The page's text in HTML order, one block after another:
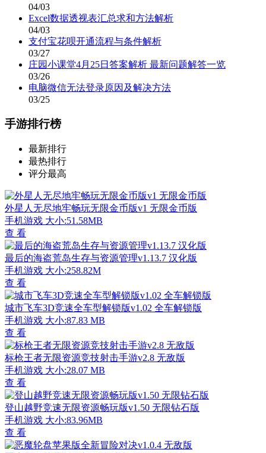
04/03
Excel数据透视表汇总求和方法解析
04/03
支付宝花呗开通流程与条件解析
03/27
庄园小课堂4月25日答案解析 最新问题解答一览
03/26
电脑微信无法登录原因及解决方法
03/25
手游排行榜
最新排行
最热排行
评分最高
外星人无尽地牢畅玩无限金币版v1 无限金币版
手机游戏 大小:51.58MB
查 看
最后的海盗荒岛生存与资源管理v1.13.7 汉化版
手机游戏 大小:258.82M
查 看
城市飞车3D竞速全车型解锁版v1.02 全车解锁版
手机游戏 大小:87.83 MB
查 看
标枪王者无限资源竞技射击手游v2.8 无敌版
手机游戏 大小:28.07 MB
查 看
登山越野竞速无限资源畅玩版v1.50 无限钻石版
手机游戏 大小:83.96MB
查 看